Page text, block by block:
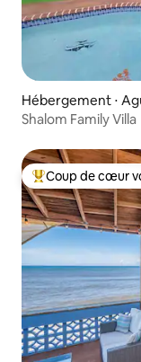
Hébergement ⋅
Shalom Family Villa
Coups de cœur
Coup de cœur